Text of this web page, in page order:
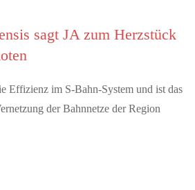
sagt JA zum Herzstück
Effizienz im S-Bahn-System und ist das
der Bahnnetze der Region